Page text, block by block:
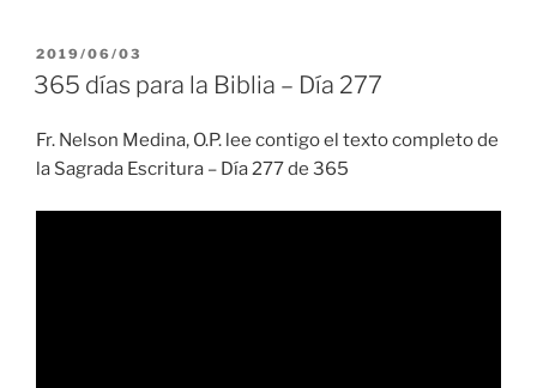
PUBLICADO
EL
2019/06/03
365 días para la Biblia – Día 277
Fr. Nelson Medina, O.P. lee contigo el texto completo de
la Sagrada Escritura – Día 277 de 365